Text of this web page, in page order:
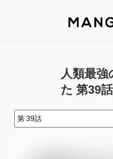
人類最強
た 第39